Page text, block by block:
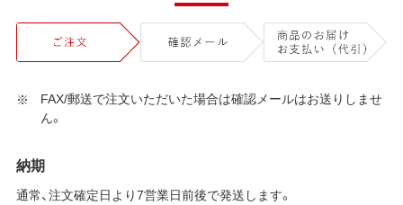
FAX/郵送で注文いただいた場合は確認メールはお送りしませ
ん。
納期
通常、注文確定日より7営業日前後で発送します。